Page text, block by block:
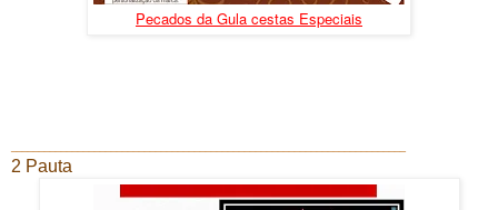
Pecados da Gula cestas Especiais
2 Pauta